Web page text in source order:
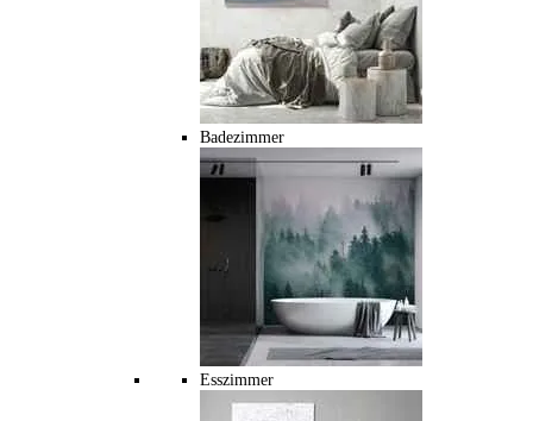
Badezimmer
Esszimmer